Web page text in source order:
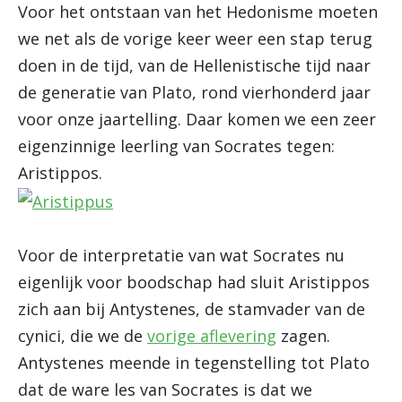
Voor het ontstaan van het Hedonisme moeten
we net als de vorige keer weer een stap terug
doen in de tijd, van de Hellenistische tijd naar
de generatie van Plato, rond vierhonderd jaar
voor onze jaartelling. Daar komen we een zeer
eigenzinnige leerling van Socrates tegen:
Aristippos.
Voor de interpretatie van wat Socrates nu
eigenlijk voor boodschap had sluit Aristippos
zich aan bij Antystenes, de stamvader van de
cynici, die we de vorige aflevering zagen.
Antystenes meende in tegenstelling tot Plato
dat de ware les van Socrates is dat we